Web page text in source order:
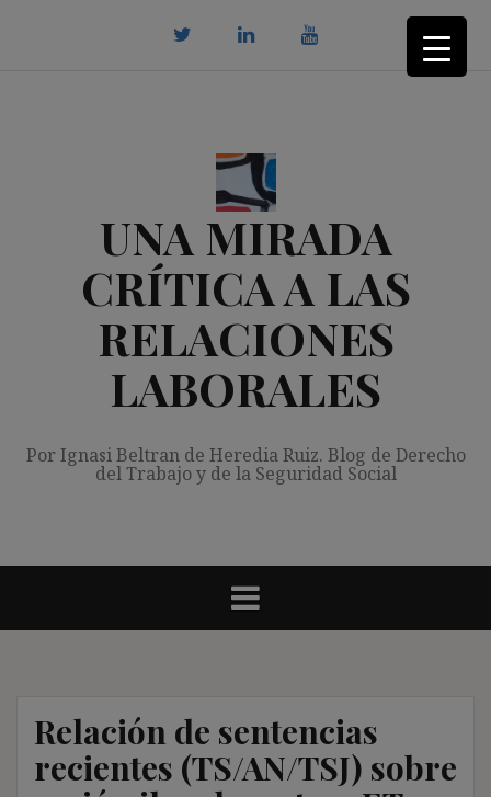
UNA MIRADA
CRÍTICA A LAS
RELACIONES
LABORALES
Por Ignasi Beltran de Heredia Ruiz. Blog de Derecho
del Trabajo y de la Seguridad Social
Relación de sentencias
recientes (TS/AN/TSJ) sobre